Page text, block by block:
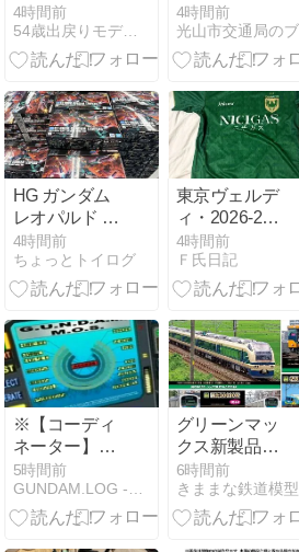
対戦車自走砲ﾏ
ｰﾀﾞｰIII (Pak36)
野戦整備ｾｯﾄ
とし
4時間前
54歳出戻りモデラー奮戦記
らぎの日光」
号
4時間前
HG ガンダム
レオパルド &
真骨彫 仮面ラ
イダーBLACK
RX 発売 ～ ガ
イションの新
作は買いやす
くなったけ
ど…
4時間前
ちょっとトイログ
東京ヴェルデ
ィ・2026-27
シーズンユニ
フォーム手元
に届きまし
4時間前
Ｆ氏日記
※【コーディ
ネーター】い
くら頭が良く
てもOSをその
場で書き換え
5時間前
グリーンマッ
クス新製品情
報２０２６年
１２月発売予
定
6時間前
きままな鉄道模型